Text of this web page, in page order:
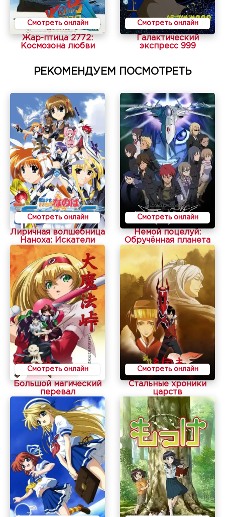
Смотреть онлайн
Жар-птица 2772:
Космозона любви
Смотреть онлайн
Галактический
экспресс 999
РЕКОМЕНДУЕМ ПОСМОТРЕТЬ
Смотреть онлайн
Лиричная волшебница
Наноха: Искатели
Смотреть онлайн
Немой поцелуй:
Обручённая планета
Смотреть онлайн
Большой магический
перевал
Смотреть онлайн
Стальные хроники
царств